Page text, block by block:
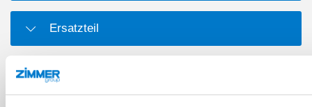
Ersatzteil
Verschleißteil